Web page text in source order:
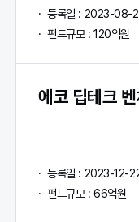
등록일 : 2023-08-
펀드규모 : 120억원
에코 딥테크
등록일 : 2023-12-
펀드규모 : 66억원